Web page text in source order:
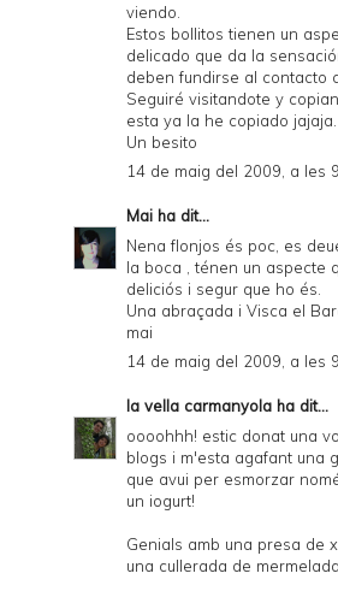
viendo.
Estos bollitos tienen un
delicado que da la
deben fundirse al contacto
Seguiré visitandote y
esta ya la he copiado jajaja.
Un besito
14 de maig del 2009, a les
Mai ha dit...
Nena flonjos és poc, es
la boca , ténen un aspecte
deliciós i segur que ho és.
Una abraçada i Visca el
mai
14 de maig del 2009, a les
la vella carmanyola ha dit...
oooohhh! estic donat una
blogs i m'esta agafant una
que avui per esmorzar
un iogurt!
Genials amb una presa de
una cullerada de mermelada